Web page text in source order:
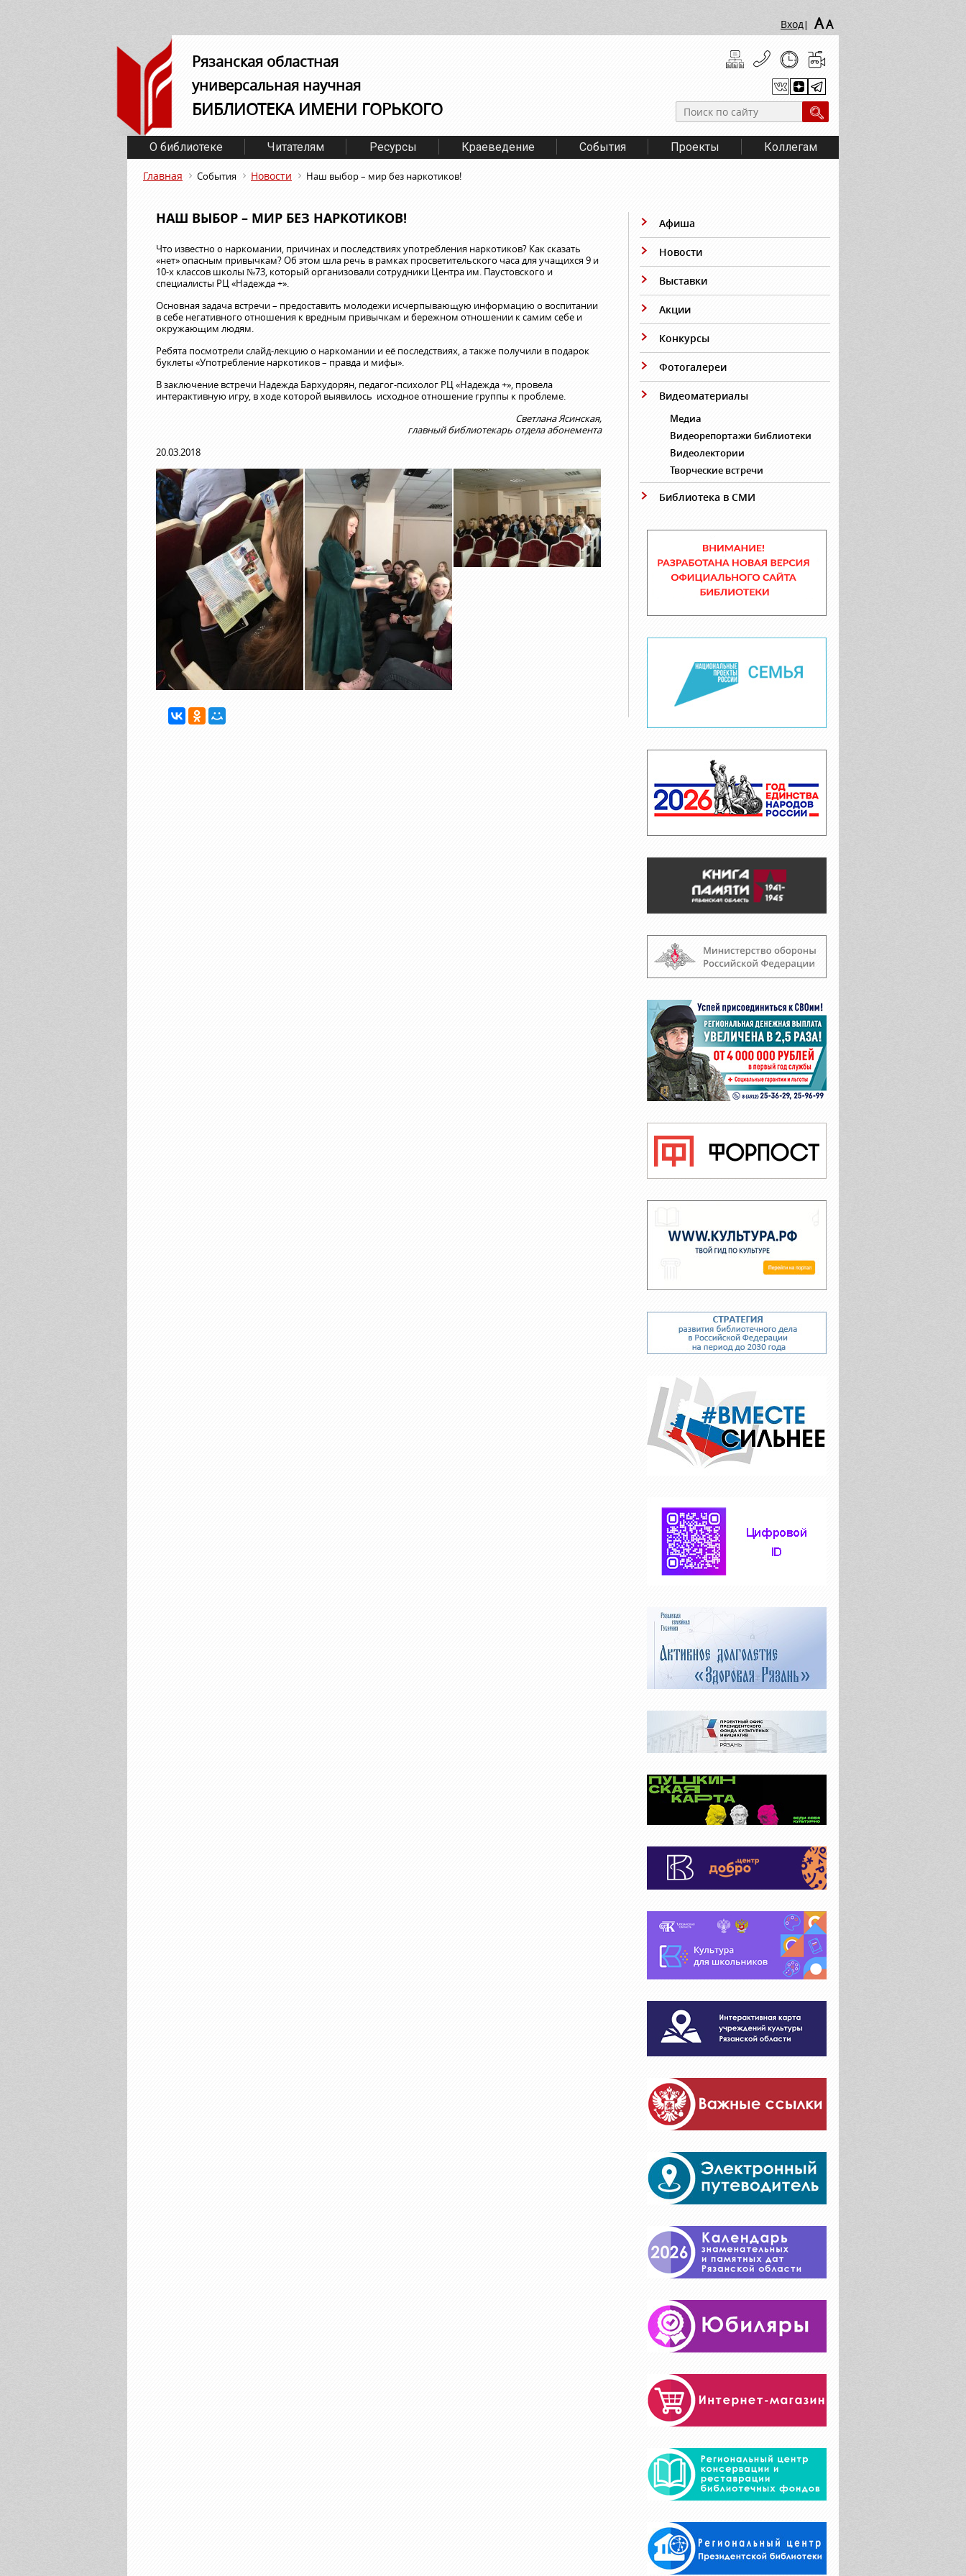
Вход| AA
Рязанская областная
универсальная научная
БИБЛИОТЕКА ИМЕНИ ГОРЬКОГО
О библиотеке Читателям Ресурсы Краеведение События Проекты Коллегам
Главная События Новости Наш выбор – мир без наркотиков!
НАШ ВЫБОР – МИР БЕЗ НАРКОТИКОВ!
Что известно о наркомании, причинах и последствиях употребления наркотиков? Как сказать
«нет» опасным привычкам? Об этом шла речь в рамках просветительского часа для учащихся 9 и
10-х классов школы №73, который организовали сотрудники Центра им. Паустовского и
специалисты РЦ «Надежда +».
Основная задача встречи – предоставить молодежи исчерпывающую информацию о воспитании
в себе негативного отношения к вредным привычкам и бережном отношении к самим себе и
окружающим людям.
Ребята посмотрели слайд-лекцию о наркомании и её последствиях, а также получили в подарок
буклеты «Употребление наркотиков – правда и мифы».
В заключение встречи Надежда Бархудорян, педагог-психолог РЦ «Надежда +», провела
интерактивную игру, в ходе которой выявилось исходное отношение группы к проблеме.
Светлана Ясинская,
главный библиотекарь отдела абонемента
20.03.2018
Афиша
Новости
Выставки
Акции
Конкурсы
Фотогалереи
Видеоматериалы
Медиа
Видеорепортажи библиотеки
Видеолектории
Творческие встречи
Библиотека в СМИ